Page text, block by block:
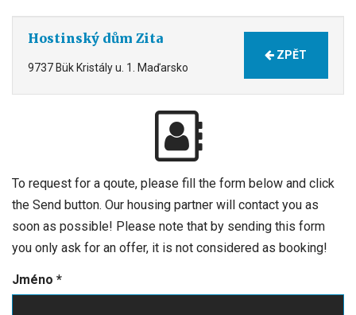
Hostinský dům Zita
9737 Bük Kristály u. 1. Maďarsko
ZPĚT
To request for a qoute, please fill the form below and click
the Send button. Our housing partner will contact you as
soon as possible! Please note that by sending this form
you only ask for an offer, it is not considered as booking!
Jméno *